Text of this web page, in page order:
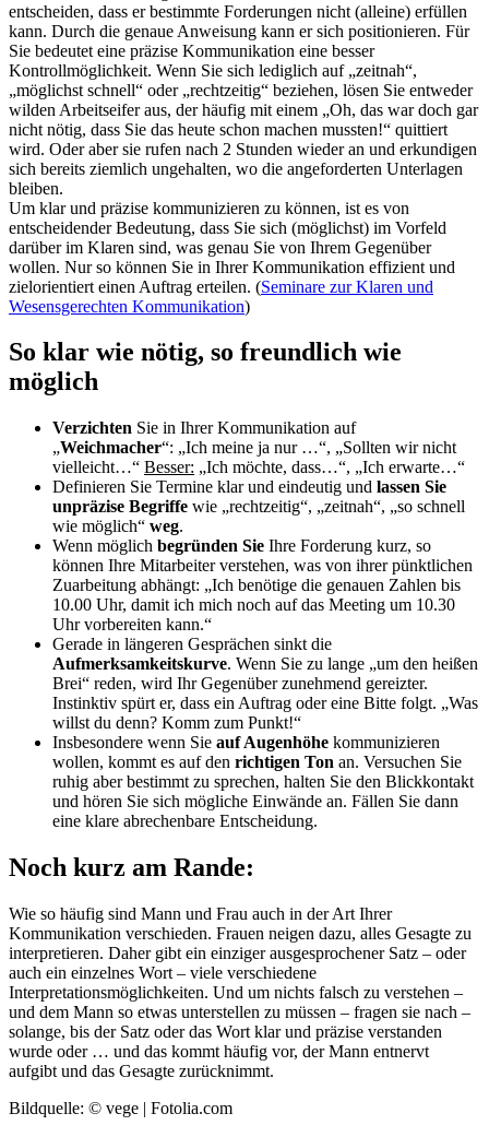
entscheiden, dass er bestimmte Forderungen nicht (alleine) erfüllen
kann. Durch die genaue Anweisung kann er sich positionieren. Für
Sie bedeutet eine präzise Kommunikation eine besser
Kontrollmöglichkeit. Wenn Sie sich lediglich auf „zeitnah“,
„möglichst schnell“ oder „rechtzeitig“ beziehen, lösen Sie entweder
wilden Arbeitseifer aus, der häufig mit einem „Oh, das war doch gar
nicht nötig, dass Sie das heute schon machen mussten!“ quittiert
wird. Oder aber sie rufen nach 2 Stunden wieder an und erkundigen
sich bereits ziemlich ungehalten, wo die angeforderten Unterlagen
bleiben.
Um klar und präzise kommunizieren zu können, ist es von
entscheidender Bedeutung, dass Sie sich (möglichst) im Vorfeld
darüber im Klaren sind, was genau Sie von Ihrem Gegenüber
wollen. Nur so können Sie in Ihrer Kommunikation effizient und
zielorientiert einen Auftrag erteilen. (Seminare zur Klaren und
Wesensgerechten Kommunikation)
So klar wie nötig, so freundlich wie
möglich
Verzichten Sie in Ihrer Kommunikation auf
„Weichmacher“: „Ich meine ja nur …“, „Sollten wir nicht
vielleicht…“ Besser: „Ich möchte, dass…“, „Ich erwarte…“
Definieren Sie Termine klar und eindeutig und lassen Sie
unpräzise Begriffe wie „rechtzeitig“, „zeitnah“, „so schnell
wie möglich“ weg.
Wenn möglich begründen Sie Ihre Forderung kurz, so
können Ihre Mitarbeiter verstehen, was von ihrer pünktlichen
Zuarbeitung abhängt: „Ich benötige die genauen Zahlen bis
10.00 Uhr, damit ich mich noch auf das Meeting um 10.30
Uhr vorbereiten kann.“
Gerade in längeren Gesprächen sinkt die
Aufmerksamkeitskurve. Wenn Sie zu lange „um den heißen
Brei“ reden, wird Ihr Gegenüber zunehmend gereizter.
Instinktiv spürt er, dass ein Auftrag oder eine Bitte folgt. „Was
willst du denn? Komm zum Punkt!“
Insbesondere wenn Sie auf Augenhöhe kommunizieren
wollen, kommt es auf den richtigen Ton an. Versuchen Sie
ruhig aber bestimmt zu sprechen, halten Sie den Blickkontakt
und hören Sie sich mögliche Einwände an. Fällen Sie dann
eine klare abrechenbare Entscheidung.
Noch kurz am Rande:
Wie so häufig sind Mann und Frau auch in der Art Ihrer
Kommunikation verschieden. Frauen neigen dazu, alles Gesagte zu
interpretieren. Daher gibt ein einziger ausgesprochener Satz – oder
auch ein einzelnes Wort – viele verschiedene
Interpretationsmöglichkeiten. Und um nichts falsch zu verstehen –
und dem Mann so etwas unterstellen zu müssen – fragen sie nach –
solange, bis der Satz oder das Wort klar und präzise verstanden
wurde oder … und das kommt häufig vor, der Mann entnervt
aufgibt und das Gesagte zurücknimmt.
Bildquelle: © vege | Fotolia.com